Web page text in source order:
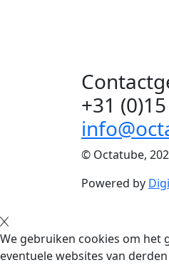
+31
© Octatube,
Powered by
We gebruiken cookies om het
eventuele websites van